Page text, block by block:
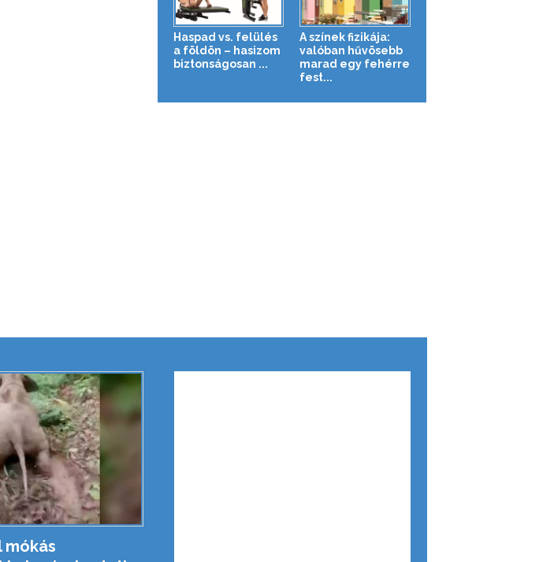
Haspad vs. felülés
a földön – hasizom
biztonságosan ...
A színek fizikája:
valóban hűvösebb
marad egy fehérre
fest...